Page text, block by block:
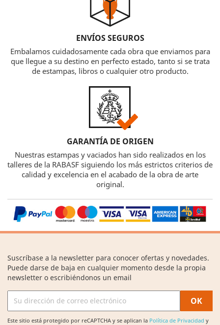
ENVÍOS SEGUROS
Embalamos cuidadosamente cada obra que enviamos para
que llegue a su destino en perfecto estado, tanto si se trata
de estampas, libros o cualquier otro producto.
GARANTÍA DE ORIGEN
Nuestras estampas y vaciados han sido realizados en los
talleres de la RABASF siguiendo los más estrictos criterios de
calidad y excelencia en el acabado de la obra de arte
original.
Suscríbase a la newsletter para conocer ofertas y novedades.
Puede darse de baja en cualquier momento desde la propia
newsletter o escribiéndonos un email
Este sitio está protegido por reCAPTCHA y se aplican la Política de Privacidad y